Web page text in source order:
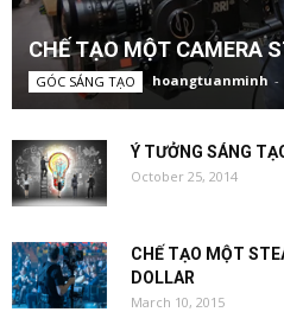
CHẾ TẠO MỘT CAMERA
GÓC SÁNG TẠO hoangtuanminh -
Ý TƯỞNG SÁNG
October 25, 2014
CHẾ TẠO MỘT
DOLLAR
March 10, 2015